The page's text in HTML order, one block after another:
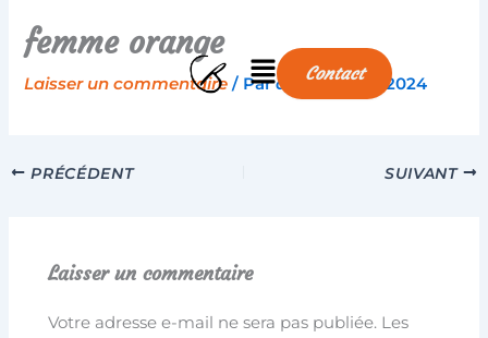
contenu
Menu Contact
femme orange
Laisser un commentaire / Paraline/26/04/2024
PRÉCÉDENT SUIVANT
Laisser un commentaire
Votre adresse e-mail ne sera pas publiée. Les